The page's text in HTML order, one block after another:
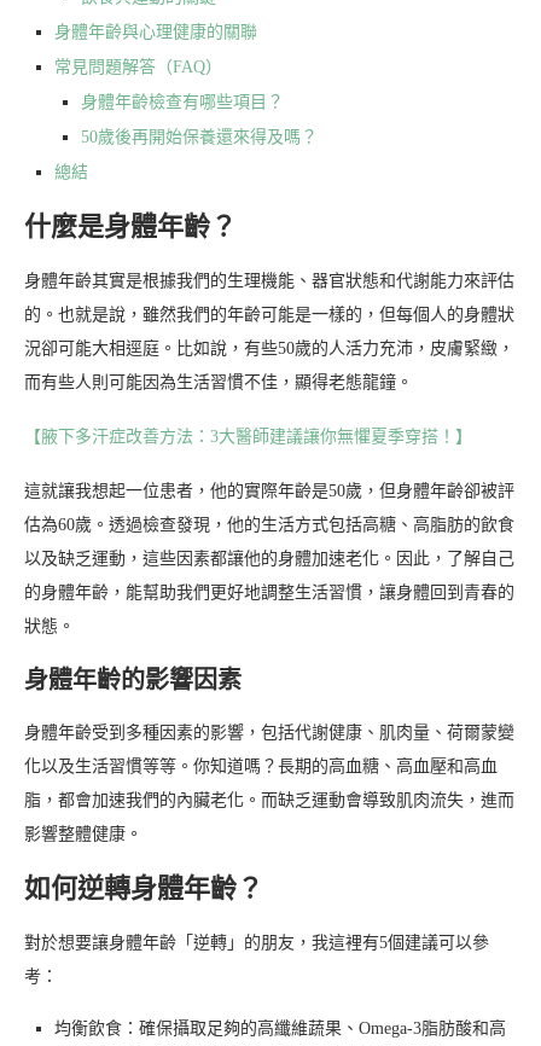
身體年齡與心理健康的關聯
常見問題解答（FAQ）
身體年齡檢查有哪些項目？
50歲後再開始保養還來得及嗎？
總結
什麼是身體年齡？
身體年齡其實是根據我們的生理機能、器官狀態和代謝能力來評估
的。也就是說，雖然我們的年齡可能是一樣的，但每個人的身體狀
況卻可能大相逕庭。比如說，有些50歲的人活力充沛，皮膚緊緻，
而有些人則可能因為生活習慣不佳，顯得老態龍鐘。
【腋下多汗症改善方法：3大醫師建議讓你無懼夏季穿搭！】
這就讓我想起一位患者，他的實際年齡是50歲，但身體年齡卻被評
估為60歲。透過檢查發現，他的生活方式包括高糖、高脂肪的飲食
以及缺乏運動，這些因素都讓他的身體加速老化。因此，了解自己
的身體年齡，能幫助我們更好地調整生活習慣，讓身體回到青春的
狀態。
身體年齡的影響因素
身體年齡受到多種因素的影響，包括代謝健康、肌肉量、荷爾蒙變
化以及生活習慣等等。你知道嗎？長期的高血糖、高血壓和高血
脂，都會加速我們的內臟老化。而缺乏運動會導致肌肉流失，進而
影響整體健康。
如何逆轉身體年齡？
對於想要讓身體年齡「逆轉」的朋友，我這裡有5個建議可以參
考：
均衡飲食：確保攝取足夠的高纖維蔬果、Omega-3脂肪酸和高